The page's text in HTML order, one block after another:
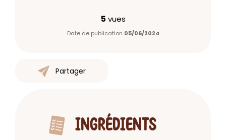
5 vues
Date de publication 05/06/2024
Partager
INGRÉDIENTS